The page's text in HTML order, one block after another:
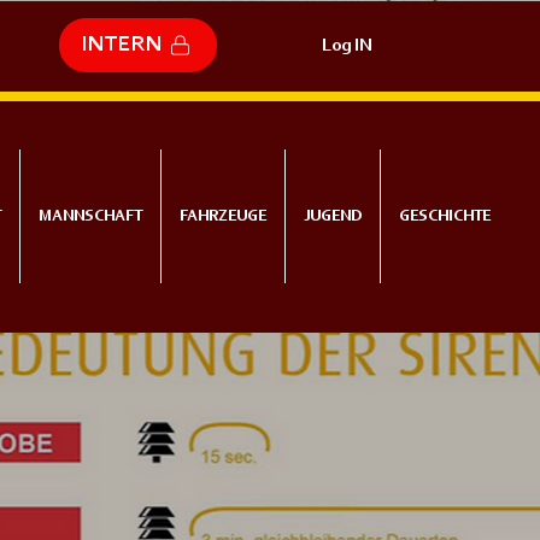
INTERN Log IN
MANNSCHAFT FAHRZEUGE JUGEND GESCHICHTE